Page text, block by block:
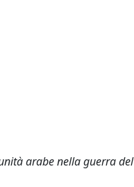
arabe nella guerra del